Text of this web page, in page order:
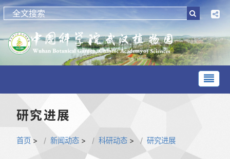
研究进展
首页 > 新闻动态 > 科研动态 > 研究进展